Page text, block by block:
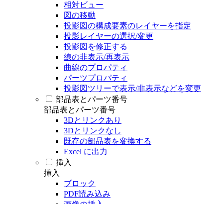
相対ビュー
図の移動
投影図の構成要素のレイヤーを指定
投影レイヤーの選択/変更
投影図を修正する
線の非表示/再表示
曲線のプロパティ
パーツプロパティ
投影図ツリーで表示/非表示などを変更
部品表とパーツ番号
部品表とパーツ番号
3Dとリンクあり
3Dとリンクなし
既存の部品表を変換する
Excel に出力
挿入
挿入
ブロック
PDF読み込み